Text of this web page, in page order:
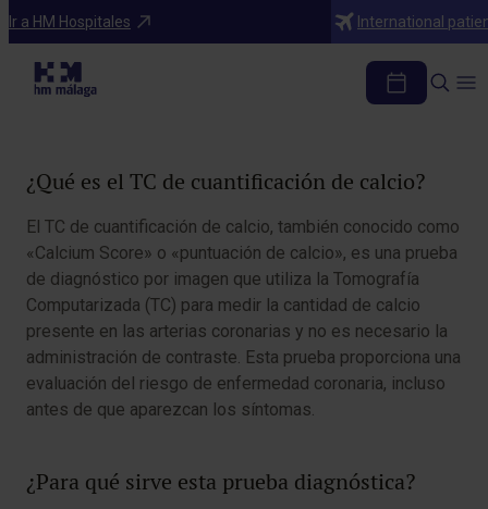
Ir a HM Hospitales International
Diagnosticos
TC cuantificación de calcio
¿Qué es el TC de cuantificación de calcio?
El TC de cuantificación de calcio, también conocido como
«Calcium Score» o «puntuación de calcio», es una prueba
de diagnóstico por imagen que utiliza la Tomografía
Computarizada (TC) para medir la cantidad de calcio
presente en las arterias coronarias y no es necesario la
administración de contraste. Esta prueba proporciona una
evaluación del riesgo de enfermedad coronaria, incluso
antes de que aparezcan los síntomas.
¿Para qué sirve esta prueba diagnóstica?